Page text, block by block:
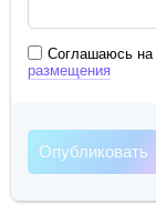
Соглашаюсь на
размещения